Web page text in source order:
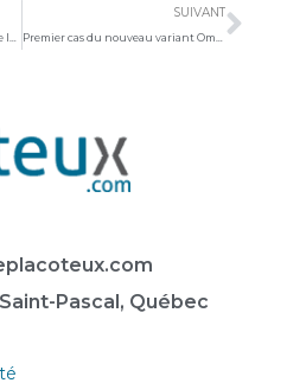
SUIVANT
Pascal, Québec